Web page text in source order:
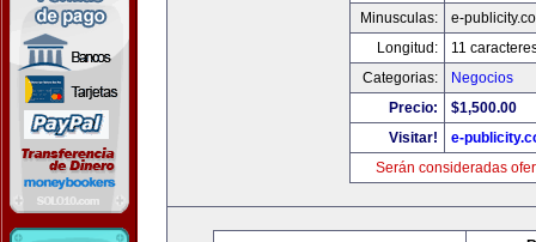
Minusculas:
e-
Longitud:
11
Categorias:
Negocios
Precio:
$1,500.00
Visitar!
e-
Serán consideradas